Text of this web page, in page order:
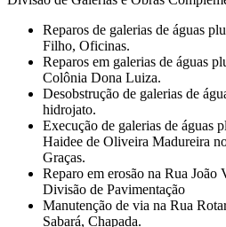
Reparos de galerias de águas
Filho, Oficinas.
Reparos em galerias de águas
Colônia Dona Luiza.
Desobstrução de galerias de
hidrojato.
Execução de galerias de águas
Haidee de Oliveira Madureira
Graças.
Reparo em erosão na Rua João
Divisão de Pavimentação
Manutenção de via na Rua
Sabará, Chapada.